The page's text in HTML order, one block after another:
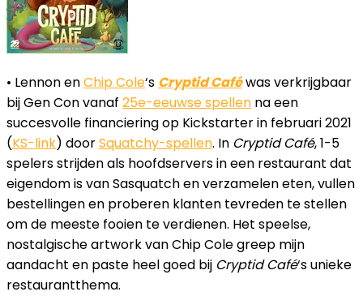
• Lennon enChip Cole‘s Cryptid Caféwas verkrijgbaar
bij Gen Con vanaf 25e-eeuwse spellen na een
succesvolle financiering op Kickstarter in februari 2021
(KS-link) doorSquatchy-spellen. In Cryptid Café, 1-5
spelers strijden als hoofdservers in een restaurant dat
eigendom is van Sasquatch en verzamelen eten, vullen
bestellingen en proberen klanten tevreden te stellen
om de meeste fooien te verdienen. Het speelse,
nostalgische artwork van Chip Cole greep mijn
aandacht en paste heel goed bij Cryptid Café‘s unieke
restaurantthema.